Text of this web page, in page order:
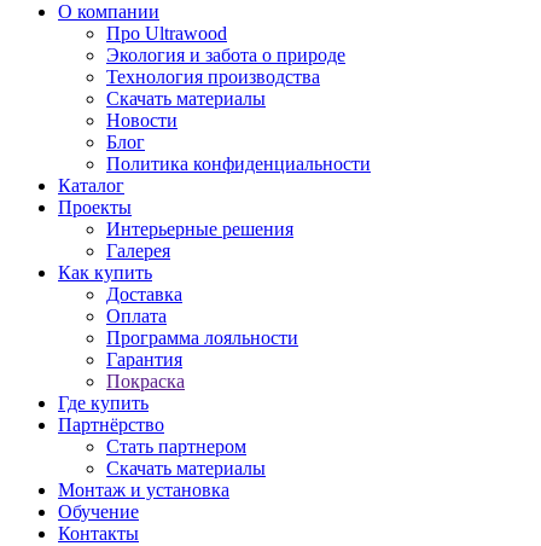
О компании
Про Ultrawood
Экология и забота о природе
Технология производства
Скачать материалы
Новости
Блог
Политика конфиденциальности
Каталог
Проекты
Интерьерные решения
Галерея
Как купить
Доставка
Оплата
Программа лояльности
Гарантия
Покраска
Где купить
Партнёрство
Стать партнером
Скачать материалы
Монтаж и установка
Обучение
Контакты